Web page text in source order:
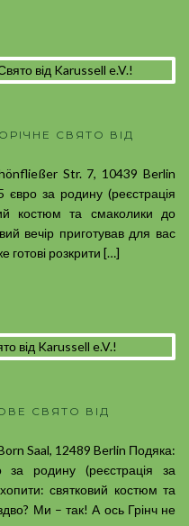
СВЯТО ВІД
Str. 7, 10439 Berlin
євро за родину (реєстрація
костюм та смаколики до
вечір приготував для вас
готові розкрити […]
СВЯТО ВІД
Saal, 12489 Berlin Подяка:
за родину (реєстрація за
святковий костюм та
Ми – так! А ось Грінч не